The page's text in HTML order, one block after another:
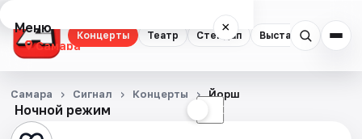
Концерты Театр Стендап Выставки
Меню ×
Самара
Концерты
Театр
Ночной режим ☾
Самара Сигнал Концерты Йорш